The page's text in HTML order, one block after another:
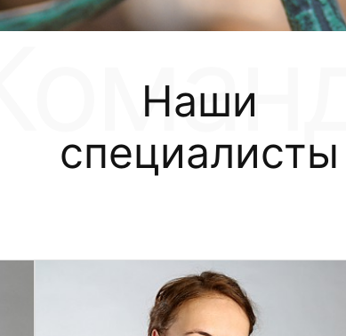
Наши
специалисты